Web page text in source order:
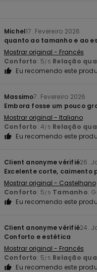
Michel17. Fevereiro 2026
quanto ao tamanho e ao
Mostrar original - Francês
Conforto: 5/5 Relação
Eu recomendo este
Massimo7. Fevereiro 2026
Embora fosse um pouco
Mostrar original - Italiano
Conforto: 4/5 Relação
Eu recomendo este
Client anonyme vérifié26.
Excelente corte, caimento
Mostrar original - Castelhano
Conforto: 5/5 Tamanho:
Eu recomendo este
Client anonyme vérifié24.
Conforto e estética
Mostrar original - Francês
Conforto: 5/5 Relação
Eu recomendo este